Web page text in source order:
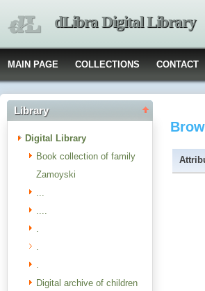
dLibra Digital Library
MAIN PAGE COLLECTIONS CONTACT
Library
Digital Library
Book collection of family
Zamoyski
...
....
.
.
.
Digital archive of children